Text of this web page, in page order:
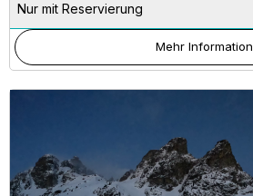
Nur mit Reservierung
Mehr Information